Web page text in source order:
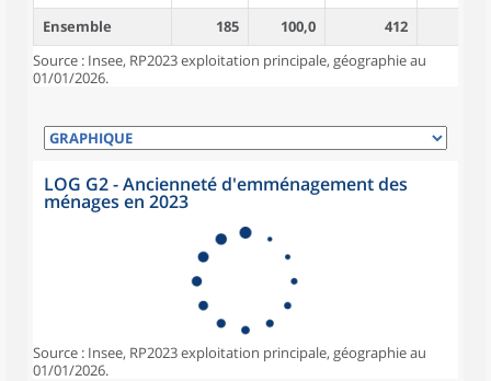
Ensemble
185 100,0 412
Source : Insee, RP2023 exploitation principale, géographie au
01/01/2026.
LOG G2 - Ancienneté d'emménagement des
ménages en 2023
Source : Insee, RP2023 exploitation principale, géographie au
01/01/2026.